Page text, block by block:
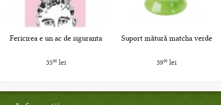
Fericirea e un ac de siguranta
3500lei
Suport mătură matcha verde
3900lei